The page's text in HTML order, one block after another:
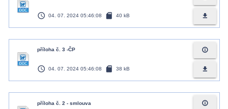
access_time 04. 07. 2024 05:46:08 sd_card 40 kB file_download
příloha č. 3 -ČP
access_time 04. 07. 2024 05:46:08 sd_card 38 kB
info_outline
file_download
příloha č. 2 - smlouva info_outline